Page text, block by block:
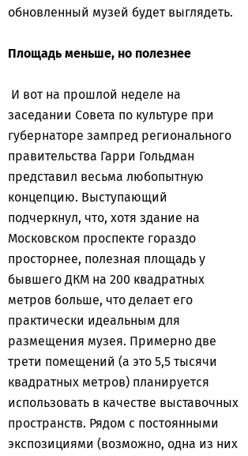
обновленный музей будет выглядеть.
Площадь меньше, но полезнее
И вот на прошлой неделе на
заседании Совета по культуре при
губернаторе зампред регионального
правительства Гарри Гольдман
представил весьма любопытную
концепцию. Выступающий
подчеркнул, что, хотя здание на
Московском проспекте гораздо
просторнее, полезная площадь у
бывшего ДКМ на 200 квадратных
метров больше, что делает его
практически идеальным для
размещения музея. Примерно две
трети помещений (а это 5,5 тысячи
квадратных метров) планируется
использовать в качестве выставочных
пространств. Рядом с постоянными
экспозициями (возможно, одна из них